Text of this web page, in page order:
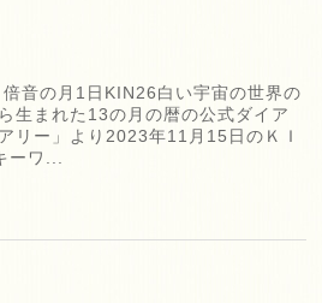
音の月1日KIN26白い宇宙の世界の
生まれた13の月の暦の公式ダイア
リー」より2023年11月15日のＫＩ
ーワ...